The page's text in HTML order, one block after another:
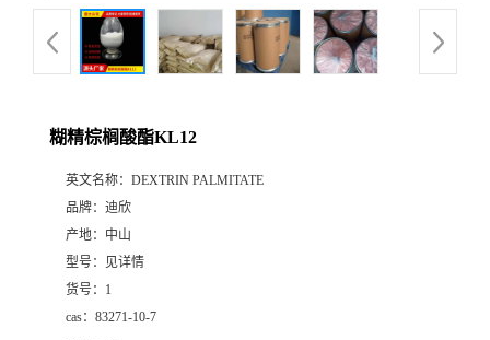
厅糊精棕榈酸酯KL12
英文名称： DEXTRIN PALMITATE
品牌： 迪欣
产地： 中山
型号：
见详情
货号： 1
cas： 83271-10-7